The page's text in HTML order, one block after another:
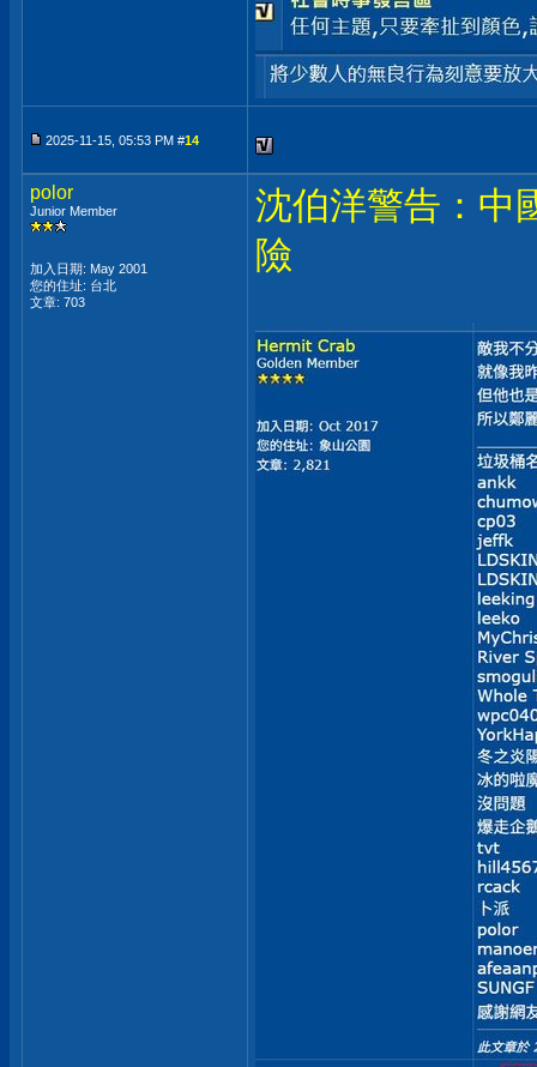
2025-11-15, 05:53 PM #14
polor
Junior Member
加入日期: May 2001
您的住址: 台北
文章: 703
沈伯洋警告：中
險